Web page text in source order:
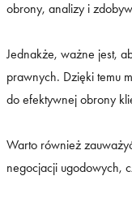
obrony, analizy i
Jednakże, ważne jest,
prawnych. Dzięki temu
do efektywnej obrony
Warto również
negocjacji ugodowych,